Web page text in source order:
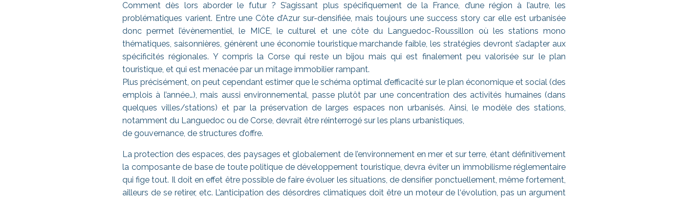
Comment dès lors aborder le futur ? S’agissant plus spécifiquement de la France, d’une région à l’autre, les
problématiques varient. Entre une Côte d’Azur sur-densifiée, mais toujours une success story car elle est urbanisée
donc permet l’évènementiel, le MICE, le culturel et une côte du Languedoc-Roussillon où les stations mono
thématiques, saisonnières, génèrent une économie touristique marchande faible, les stratégies devront s’adapter aux
spécificités régionales. Y compris la Corse qui reste un bijou mais qui est finalement peu valorisée sur le plan
touristique, et qui est menacée par un mitage immobilier rampant.
Plus précisément, on peut cependant estimer que le schéma optimal d’efficacité sur le plan économique et social (des
emplois à l’année…), mais aussi environnemental, passe plutôt par une concentration des activités humaines (dans
quelques villes/stations) et par la préservation de larges espaces non urbanisés. Ainsi, le modèle des stations,
notamment du Languedoc ou de Corse, devrait être réinterrogé sur les plans urbanistiques,
de gouvernance, de structures d’offre.
La protection des espaces, des paysages et globalement de l’environnement en mer et sur terre, étant définitivement
la composante de base de toute politique de développement touristique, devra éviter un immobilisme réglementaire
qui fige tout. Il doit en effet être possible de faire évoluer les situations, de densifier ponctuellement, même fortement,
ailleurs de se retirer, etc. L’anticipation des désordres climatiques doit être un moteur de l‘évolution, pas un argument